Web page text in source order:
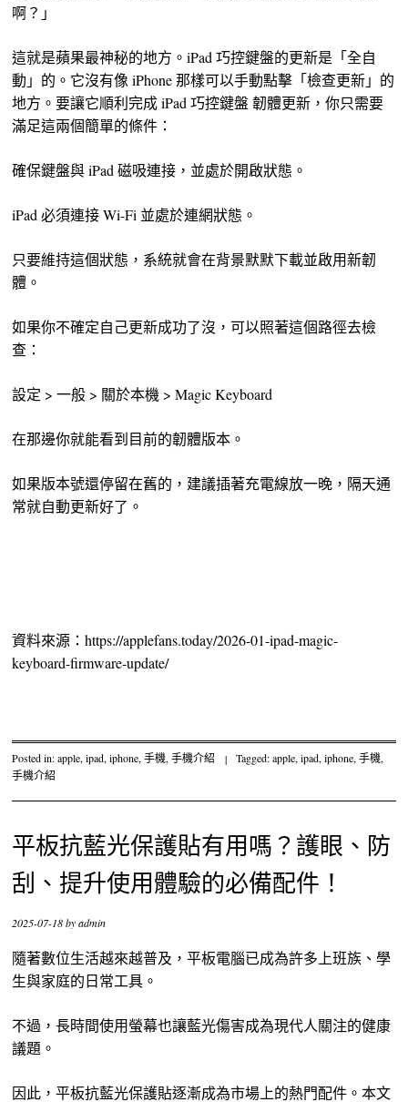
啊？」
這就是蘋果最神秘的地方。iPad 巧控鍵盤的更新是「全自
動」的。它沒有像 iPhone 那樣可以手動點擊「檢查更新」的
地方。要讓它順利完成 iPad 巧控鍵盤 韌體更新，你只需要
滿足這兩個簡單的條件：
確保鍵盤與 iPad 磁吸連接，並處於開啟狀態。
iPad 必須連接 Wi-Fi 並處於連網狀態。
只要維持這個狀態，系統就會在背景默默下載並啟用新韌
體。
如果你不確定自己更新成功了沒，可以照著這個路徑去檢
查：
設定 > 一般 > 關於本機 > Magic Keyboard
在那邊你就能看到目前的韌體版本。
如果版本號還停留在舊的，建議插著充電線放一晚，隔天通
常就自動更新好了。
資料來源：https://applefans.today/2026-01-ipad-magic-
keyboard-firmware-update/
Posted in:apple,ipad,iphone,手機,手機介紹 | Tagged:apple,ipad,iphone,手機,
手機介紹
平板抗藍光保護貼有用嗎？護眼、防
刮、提升使用體驗的必備配件！
2025-07-18byadmin
隨著數位生活越來越普及，平板電腦已成為許多上班族、學
生與家庭的日常工具。
不過，長時間使用螢幕也讓藍光傷害成為現代人關注的健康
議題。
因此，平板抗藍光保護貼逐漸成為市場上的熱門配件。本文